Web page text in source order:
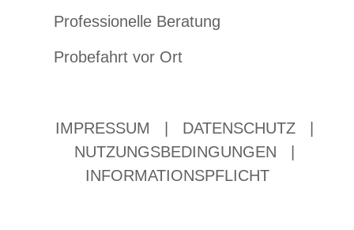
Professionelle Beratung
Probefahrt vor Ort
IMPRESSUM DATENSCHUTZ
NUTZUNGSBEDINGUNGEN
INFORMATIONSPFLICHT